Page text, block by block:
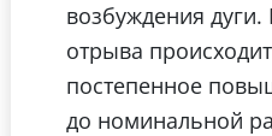
возбуждения
отрыва происходит
постепенное
до номинальной